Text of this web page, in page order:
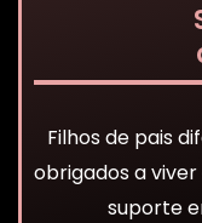
Filhos de pais
obrigados a
suporte